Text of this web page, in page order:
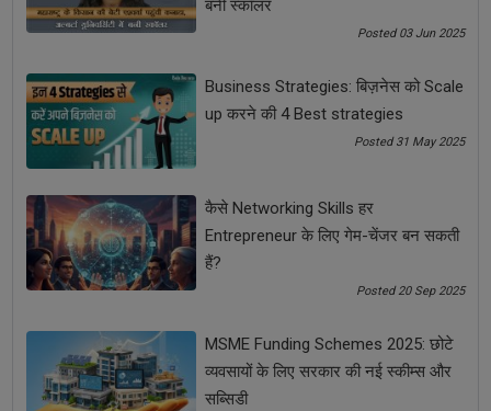
Low Budget Business for Ladies
Problem Solving Courses
Small Business Ideas for Women
कम बजट वाले बिज़नेस बेस्ट बिज़नेस
COMMENTS
बनी स्कॉलर
Posted 03 Jun 2025
Business Strategies: बिज़नेस को Scale
up करने की 4 Best strategies
Posted 31 May 2025
कैसे Networking Skills हर
Entrepreneur के लिए गेम-चेंजर बन सकती
हैं?
Posted 20 Sep 2025
MSME Funding Schemes 2025: छोटे
व्यवसायों के लिए सरकार की नई स्कीम्स और
सब्सिडी